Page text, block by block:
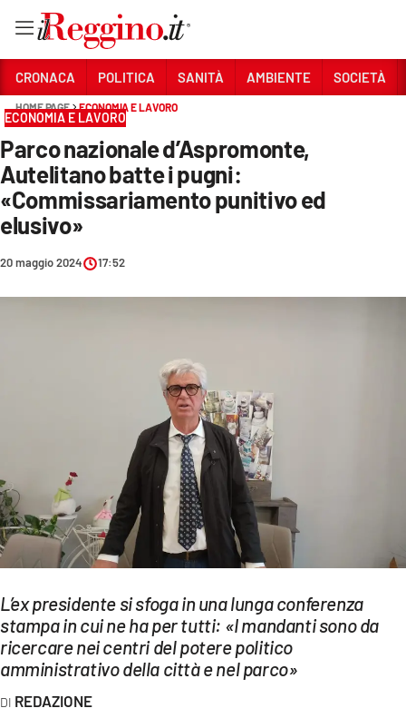
Sezioni
CRONACA
POLITICA
SANITÀ
AMBIENTE
Streaming
LAC TV
LAC ONAIR
LaC
Network
CRONACA POLITICA SANITÀ AMBIENTE SOCIETÀ
HOME PAGE ECONOMIA E LAVORO
ECONOMIA E LAVORO
Parco nazionale d’Aspromonte,
Autelitano batte i pugni:
«Commissariamento punitivo ed
elusivo»
20 maggio 2024 17:52
L’ex presidente si sfoga in una lunga conferenza
stampa in cui ne ha per tutti: «I mandanti sono da
ricercare nei centri del potere politico
amministrativo della città e nel parco»
REDAZIONE